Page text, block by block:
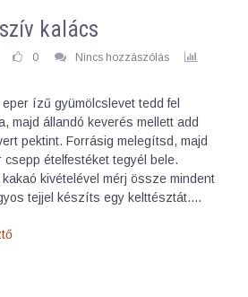
kalács
0
Nincs hozzászólás
ízű gyümölcslevet tedd fel
majd állandó keverés mellett add
pektint. Forrásig melegítsd, majd
ételfestéket tegyél bele.
kivételével mérj össze mindent
tejjel készíts egy kelttésztát.…